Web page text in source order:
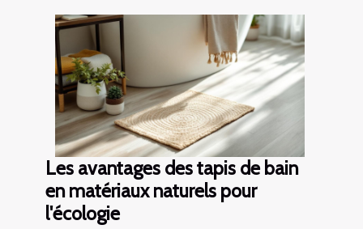
Les avantages des tapis de bain
en matériaux naturels pour
l'écologie